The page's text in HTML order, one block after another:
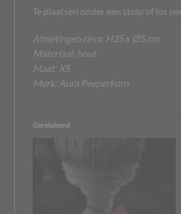
Te plaatsen onder een stolp of los
Afmetingen circa: H25 x Ø5 cm
Materiaal: hout
Maat: XS
Merk: Aura Peeperkorn
Gerelateerd